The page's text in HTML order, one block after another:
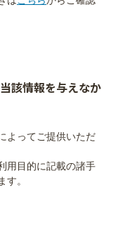
該情報を与えなか
よってご提供いただ
⽤⽬的に記載の諸⼿